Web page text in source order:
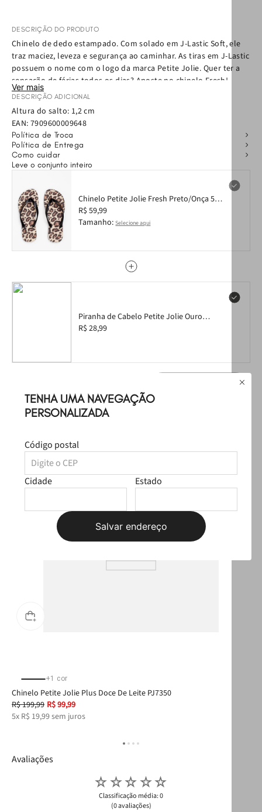
TENHA UMA NAVEGAÇÃO
PERSONALIZADA
Código postal
Cidade Estado
Salvar endereço
DESCRIÇÃO DO PRODUTO
Chinelo de dedo estampado. Com solado em J-Lastic Soft, ele
traz maciez, leveza e segurança ao caminhar. As tiras em J-Lastic
possuem o nome com o logo da marca Petite Jolie. Quer ter a
sensação de férias todos os dias? Aposte no chinelo Fresh!
Confortável e prático, esse chinelo será a sua nova companhia
do verão: vai bem com a praia, com look all jeans, com rolê com
os amigos e todos os seus momentos!
Ver mais
DESCRIÇÃO ADICIONAL
Altura do salto: 1,2 cm
EAN: 7909600009648
Política de Troca
Política de Entrega
Como cuidar
Leve o conjunto inteiro
Chinelo Petite Jolie Fresh Preto/Onça 5
PJ6969 33-4
R$ 59,99
Tamanho: Selecione aqui
Piranha de Cabelo Petite Jolie Ouro
PJ20267
R$ 28,99
R$ 88,98
+1 cor
Chinelo Petite Jolie Plus Doce De Leite PJ7350
R$199,99 R$99,99
5x R$ 19,99sem juros
Avaliações
☆☆☆☆☆
Classificação média: 0
(0 avaliações)